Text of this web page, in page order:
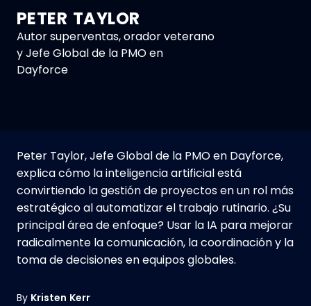
Peter Taylor, Jefe Global de la PMO en Dayforce,
explica cómo la inteligencia artificial está
convirtiendo la gestión de proyectos en un rol más
estratégico al automatizar el trabajo rutinario. ¿Su
principal área de enfoque? Usar la IA para mejorar
radicalmente la comunicación, la coordinación y la
toma de decisiones en equipos globales.
PETER TAYLOR
Autor superventas, orador veterano
y Jefe Global de la PMO en
Dayforce
By Kristen Kerr